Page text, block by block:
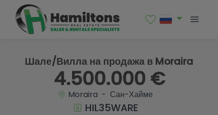
Шале/Вилла на продажа в Moraira
4.500.000 €
Moraira - Сан-Хайме
HIL35WARE
1 / 18